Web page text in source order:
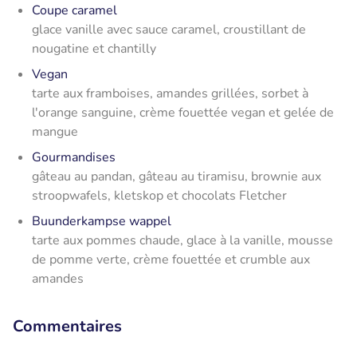
Coupe caramel
glace vanille avec sauce caramel, croustillant de
nougatine et chantilly
Vegan
tarte aux framboises, amandes grillées, sorbet à
l'orange sanguine, crème fouettée vegan et gelée de
mangue
Gourmandises
gâteau au pandan, gâteau au tiramisu, brownie aux
stroopwafels, kletskop et chocolats Fletcher
Buunderkampse wappel
tarte aux pommes chaude, glace à la vanille, mousse
de pomme verte, crème fouettée et crumble aux
amandes
Commentaires